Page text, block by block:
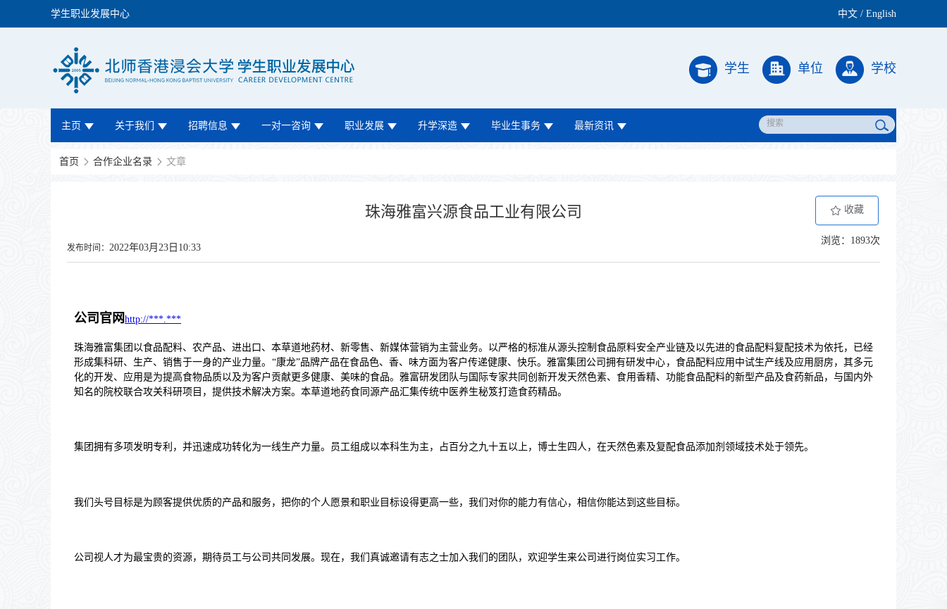
学生职业发展中心 中文 / English
学生 单位 学校
主页 关于我们 招聘信息 一对一咨询 职业发展 升学深造 毕业生事务 最新资讯
首页 合作企业名录 文章
珠海雅富兴源食品工业有限公司 收藏
浏览：1893次
发布时间： 2022年03月23日10:33
公司官网 http://***.***
珠海雅富集团以食品配料、农产品、进出口、本草道地药材、新零售、新媒体营销为主营业务。以严格的标准从源头控制食品原料安全产业链及以先进的食品配料复配技术为依托，已经
形成集科研、生产、销售于一身的产业力量。 “康龙”品牌产品在食品色、香、味方面为客户传递健康、快乐。雅富集团公司拥有研发中心，食品配料应用中试生产线及应用厨房，其多元
化的开发、应用是为提高食物品质以及为客户贡献更多健康、美味的食品。雅富研发团队与国际专家共同创新开发天然色素、食用香精、功能食品配料的新型产品及食药新品， 与国内外
知名的院校联合攻关科研项目，提供技术解决方案。本草道地药食同源产品汇集传统中医养生秘笈打造食药精品。
集团拥有多项发明专利，并迅速成功转化为一线生产力量。员工组成以本科生为主，占百分之九十五以上，博士生四人，在天然色素及复配食品添加剂领域技术处于领先。
我们头号目标是为顾客提供优质的产品和服务，把你的个人愿景和职业目标设得更高一些，我们对你的能力有信心，相信你能达到这些目标。
公司视人才为最宝贵的资源，期待员工与公司共同发展。现在，我们真诚邀请有志之士加入我们的团队，欢迎学生来公司进行岗位实习工作。